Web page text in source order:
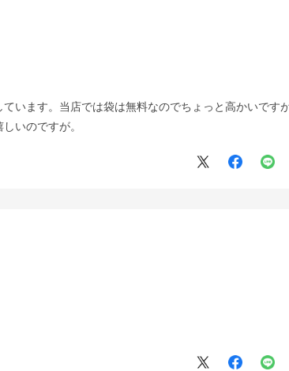
います。当店では袋は無料なのでちょっと高かいです
いのですが。